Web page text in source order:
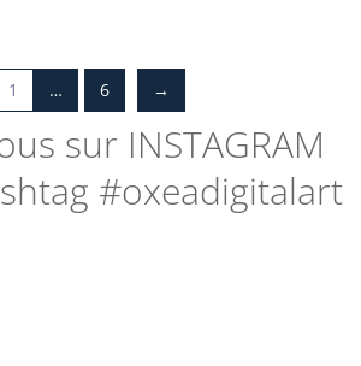
1 … 6 →
sur INSTAGRAM
#oxeadigitalart